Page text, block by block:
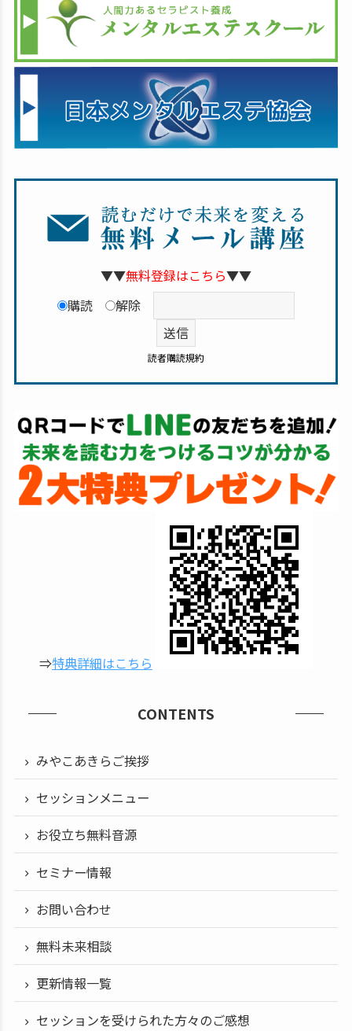
▼▼無料登録はこちら▼▼
購読
解除
読者購読規約
⇒特典詳細はこちら
CONTENTS
みやこあきらご挨拶
セッションメニュー
お役立ち無料音源
セミナー情報
お問い合わせ
無料未来相談
更新情報一覧
セッションを受けられた方々のご感想